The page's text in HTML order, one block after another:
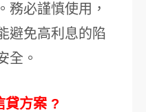
務必謹慎使用，
避免高利息的陷
全。
貸方案 ?